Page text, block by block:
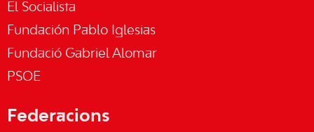
El Socialista
Fundación Pablo Iglesias
Fundació Gabriel Alomar
PSOE
Federacions